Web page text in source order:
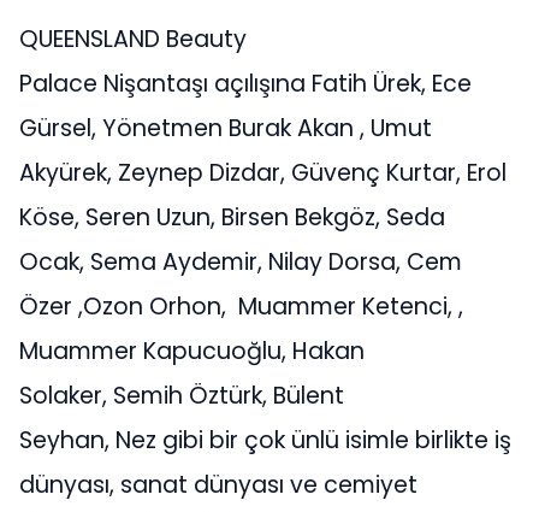
QUEENSLAND Beauty
Palace Nişantaşı açılışına Fatih Ürek, Ece
Gürsel, Yönetmen Burak Akan , Umut
Akyürek, Zeynep Dizdar, Güvenç Kurtar, Erol
Köse, Seren Uzun, Birsen Bekgöz, Seda
Ocak, Sema Aydemir, Nilay Dorsa, Cem
Özer ,Ozon Orhon, Muammer Ketenci, ,
Muammer Kapucuoğlu, Hakan
Solaker, Semih Öztürk, Bülent
Seyhan, Nez gibi bir çok ünlü isimle birlikte iş
dünyası, sanat dünyası ve cemiyet